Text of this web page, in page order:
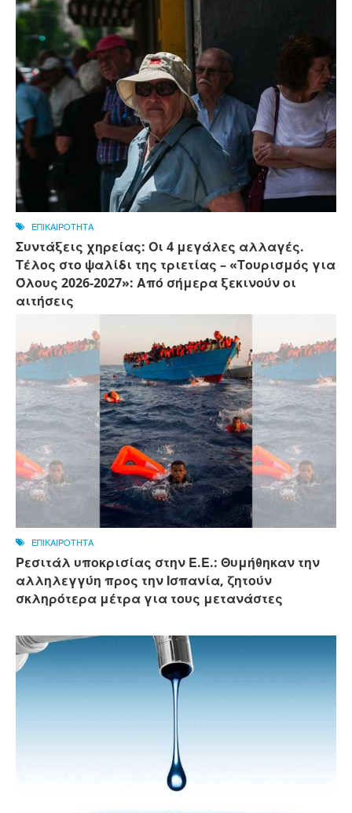
ΕΠΙΚΑΙΡΟΤΗΤΑ
Συντάξεις χηρείας: Οι 4 μεγάλες αλλαγές.
Τέλος στο ψαλίδι της τριετίας – «Τουρισμός για
Όλους 2026-2027»: Από σήμερα ξεκινούν οι
αιτήσεις
ΕΠΙΚΑΙΡΟΤΗΤΑ
Ρεσιτάλ υποκρισίας στην Ε.Ε.: Θυμήθηκαν την
αλληλεγγύη προς την Ισπανία, ζητούν
σκληρότερα μέτρα για τους μετανάστες